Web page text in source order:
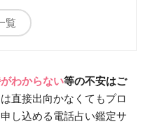
覧
わからない等の不安はご
直接出向かなくてもプロ
し込める電話占い鑑定サ